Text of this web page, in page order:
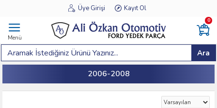
Üye Girişi Kayıt Ol
Menü
0
Ara
2006-2008